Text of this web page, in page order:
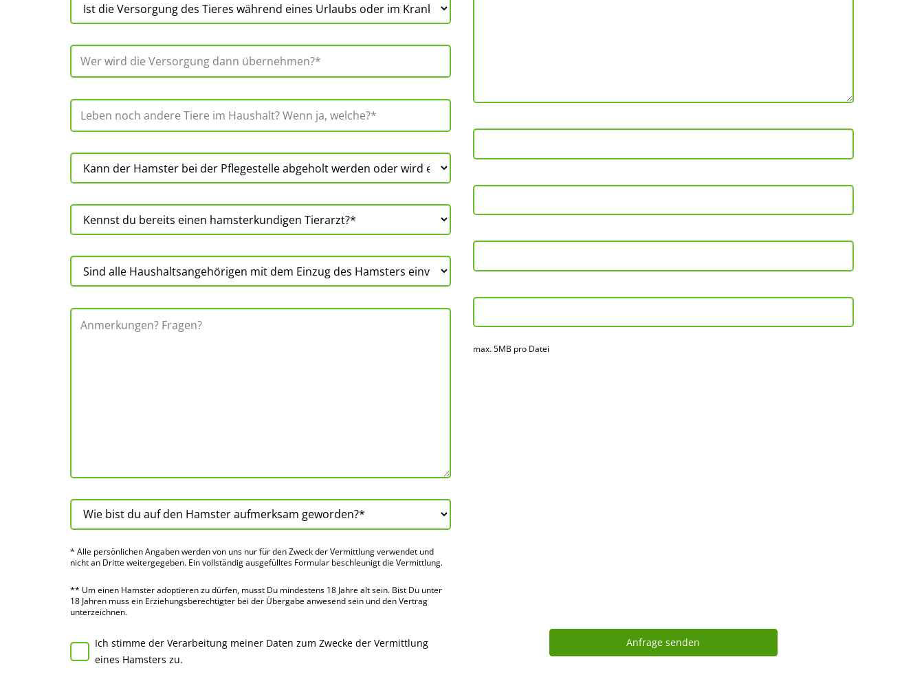
* Alle persön­lichen Angaben werden von uns nur für den Zweck der Vermitt­lung verwendet und
nicht an Dritte weiter­gegeben. Ein voll­ständig ausge­fülltes Formular beschleu­nigt die Vermitt­lung.
** Um einen Hamster adoptieren zu dürfen, musst Du mindes­tens 18 Jahre alt sein. Bist Du unter
18 Jahren muss ein Erziehungs­berechtigter bei der Über­gabe anwes­end sein und den Vertrag
unter­zeichnen.
max. 5MB pro Datei
Ich stimme der Verarbeitung meiner Daten zum Zwecke der Vermittlung
eines Hamsters zu.